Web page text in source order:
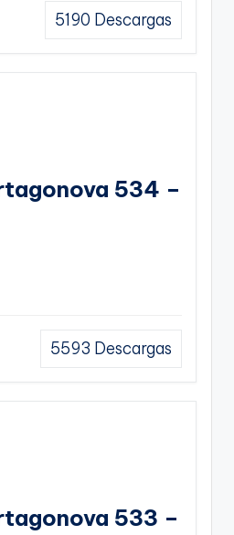
5190 Descargas
534 –
5593 Descargas
533 –